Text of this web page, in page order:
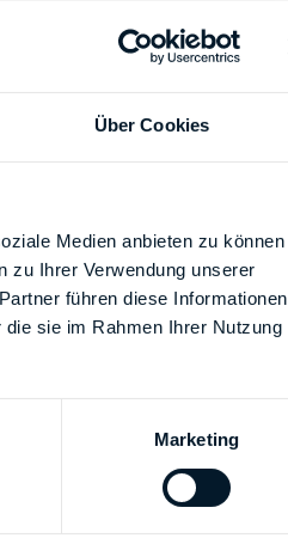
Über Cookies
Medien anbieten zu können
zu Ihrer Verwendung unserer
führen diese Informationen
sie im Rahmen Ihrer Nutzung
Marketing